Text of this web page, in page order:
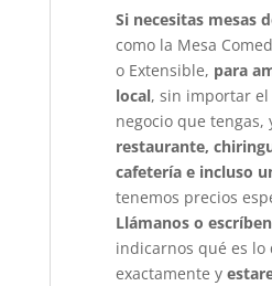
Si necesitas mesas
como la Mesa
o Extensible, para
local, sin importar
negocio que tengas,
restaurante,
cafetería e incluso
tenemos precios
Llámanos o
indicarnos qué es lo
exactamente y